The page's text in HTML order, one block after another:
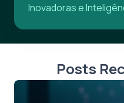
Inovadoras e
Posts